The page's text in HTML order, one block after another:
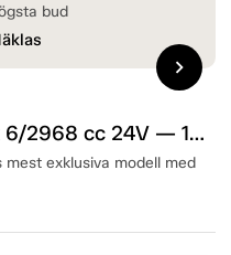
Opel Senator 3.0-24v Rak 6/2968 cc 24V — 1990
mest exklusiva modell med
bud
chevron_right